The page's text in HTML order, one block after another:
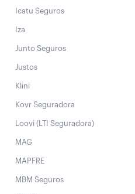
Icatu Seguros
Iza
Junto Seguros
Justos
Klini
Kovr Seguradora
Loovi (LTI Seguradora)
MAG
MAPFRE
MBM Seguros